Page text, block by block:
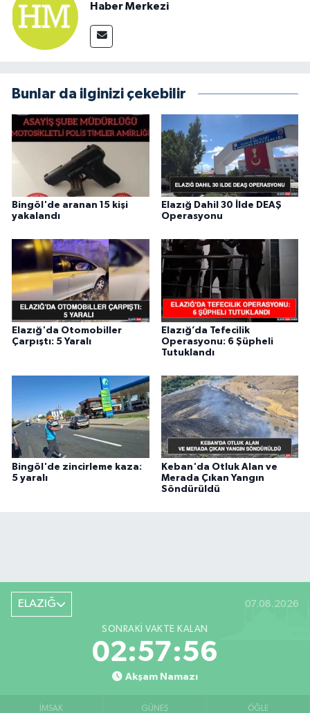
Haber Merkezi
Bunlar da ilginizi çekebilir
Bingöl'de aranan 15 kişi
yakalandı
Elazığ Dahil 30 İlde DEAŞ
Operasyonu
Elazığ'da Otomobiller
Çarpıştı: 5 Yaralı
Elazığ’da Tefecilik
Operasyonu: 6 Şüpheli
Tutuklandı
Bingöl'de zincirleme kaza:
5 yaralı
Keban'da Otluk Alan ve
Merada Çıkan Yangın
Söndürüldü
ELAZIĞ 07.08.2026
SONRAKI VAKTE KALAN
02:57:55
Akşam Namazı
İMSAK GÜNEŞ ÖĞLE